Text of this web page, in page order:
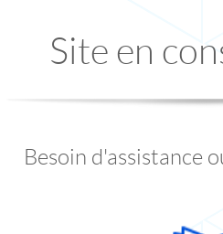
Site en
Besoin d'assistance